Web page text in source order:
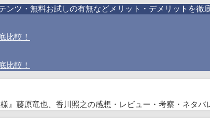
ツ・無料お試しの有無などメリット・デメリットを徹
比較！
比較！
』藤原竜也、香川照之の感想・レビュー・考察・ネタバ